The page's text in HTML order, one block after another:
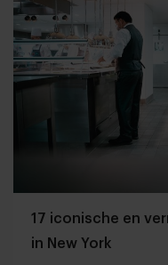
17 iconische en
in New York